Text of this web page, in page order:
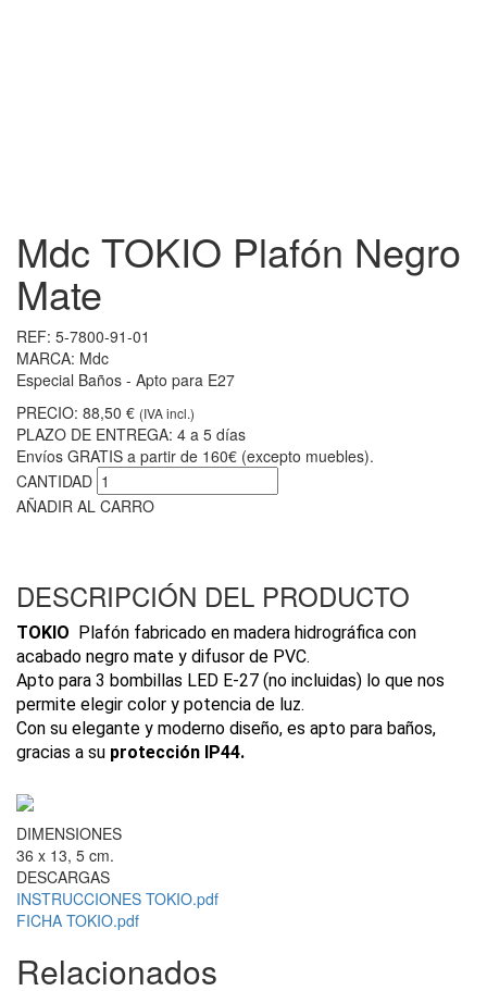
Mdc TOKIO Plafón Negro
Mate
REF: 5-7800-91-01
MARCA: Mdc
Especial Baños - Apto para E27
PRECIO: 88,50 € (IVA incl.)
PLAZO DE ENTREGA: 4 a 5 días
Envíos GRATIS a partir de 160€ (excepto muebles).
CANTIDAD
AÑADIR AL CARRO
DESCRIPCIÓN DEL PRODUCTO
TOKIO
Plafón fabricado en madera hidrográfica con
acabado negro mate y difusor de PVC.
Apto para 3 bombillas LED E-27 (no incluidas) lo que nos
permite elegir color y potencia de luz.
Con su elegante y moderno diseño, es apto para baños,
gracias a su protección IP44.
DIMENSIONES
36 x 13, 5 cm.
DESCARGAS
INSTRUCCIONES TOKIO.pdf
FICHA TOKIO.pdf
Relacionados